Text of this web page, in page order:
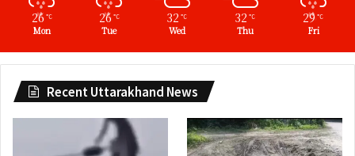
26 ℃
Mon
26 ℃
Tue
32 ℃
Wed
32 ℃
Thu
29 ℃
Fri
Recent Uttarakhand News